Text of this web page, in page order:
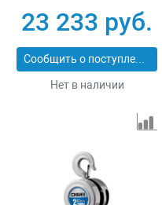
23 233 руб.
Сообщить о поступлении
Нет в наличии